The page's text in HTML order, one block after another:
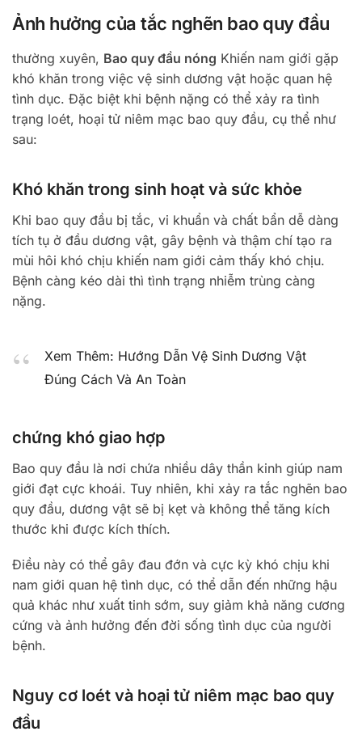
Ảnh hưởng của tắc nghẽn bao quy đầu
thường xuyên, Bao quy đầu nóng Khiến nam giới gặp
khó khăn trong việc vệ sinh dương vật hoặc quan hệ
tình dục. Đặc biệt khi bệnh nặng có thể xảy ra tình
trạng loét, hoại tử niêm mạc bao quy đầu, cụ thể như
sau:
Khó khăn trong sinh hoạt và sức khỏe
Khi bao quy đầu bị tắc, vi khuẩn và chất bẩn dễ dàng
tích tụ ở đầu dương vật, gây bệnh và thậm chí tạo ra
mùi hôi khó chịu khiến nam giới cảm thấy khó chịu.
Bệnh càng kéo dài thì tình trạng nhiễm trùng càng
nặng.
Xem Thêm: Hướng Dẫn Vệ Sinh Dương Vật
Đúng Cách Và An Toàn
chứng khó giao hợp
Bao quy đầu là nơi chứa nhiều dây thần kinh giúp nam
giới đạt cực khoái. Tuy nhiên, khi xảy ra tắc nghẽn bao
quy đầu, dương vật sẽ bị kẹt và không thể tăng kích
thước khi được kích thích.
Điều này có thể gây đau đớn và cực kỳ khó chịu khi
nam giới quan hệ tình dục, có thể dẫn đến những hậu
quả khác như xuất tinh sớm, suy giảm khả năng cương
cứng và ảnh hưởng đến đời sống tình dục của người
bệnh.
Nguy cơ loét và hoại tử niêm mạc bao quy
đầu